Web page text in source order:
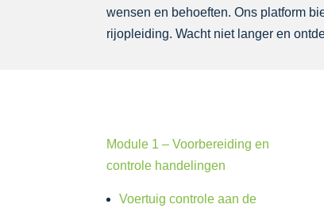
wensen en behoeften. Ons platform
rijopleiding. Wacht niet langer en
Module 1 – Voorbereiding en
controle handelingen
Voertuig controle aan de